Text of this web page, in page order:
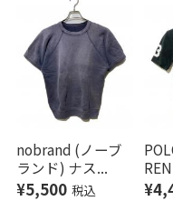
nobrand (ノーブ
ランド) ナス...
¥5,500 税込